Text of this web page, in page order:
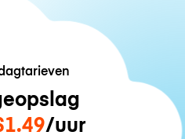
/uur